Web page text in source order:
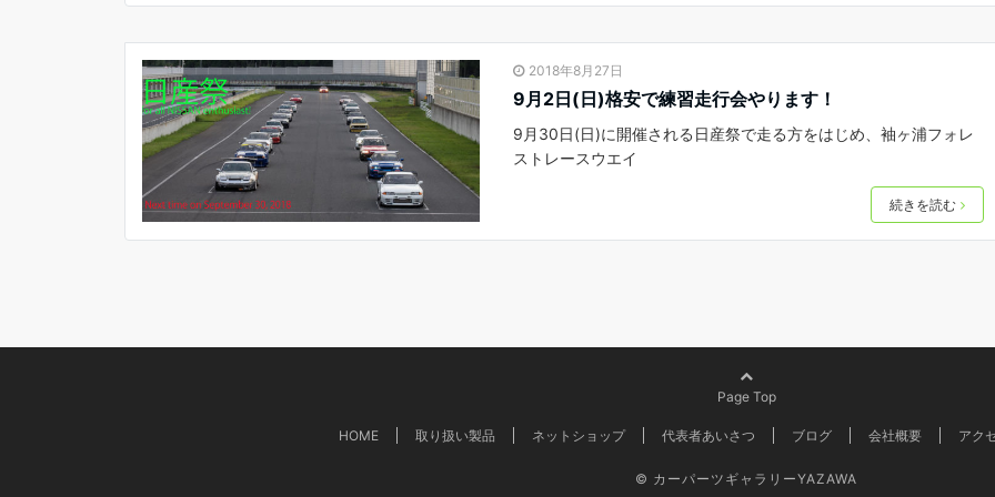
2018年8月27日
9月2日(日)格安で練習走行会やります！
9月30日(日)に開催される日産祭で走る方をはじめ、袖ヶ浦フォレ
ストレースウエイ
続きを読む
Page Top
HOME 取り扱い製品 ネットショップ 代表者あいさつ ブログ 会社概要 アク
© カーパーツギャラリーYAZAWA